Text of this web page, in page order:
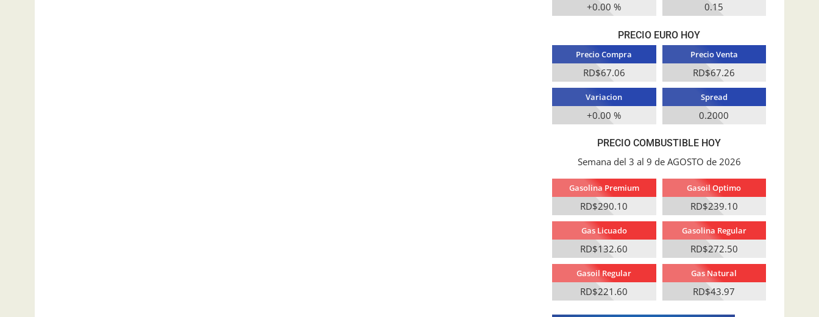
+0.00 % 0.15
PRECIO EURO HOY
Precio Compra
RD$67.06
Precio Venta
RD$67.26
Variacion
+0.00 %
Spread
0.2000
PRECIO COMBUSTIBLE HOY
Semana del 3 al 9 de AGOSTO de 2026
Gasolina Premium
RD$290.10
Gasoil Optimo
RD$239.10
Gas Licuado
RD$132.60
Gasolina Regular
RD$272.50
Gasoil Regular
RD$221.60
Gas Natural
RD$43.97